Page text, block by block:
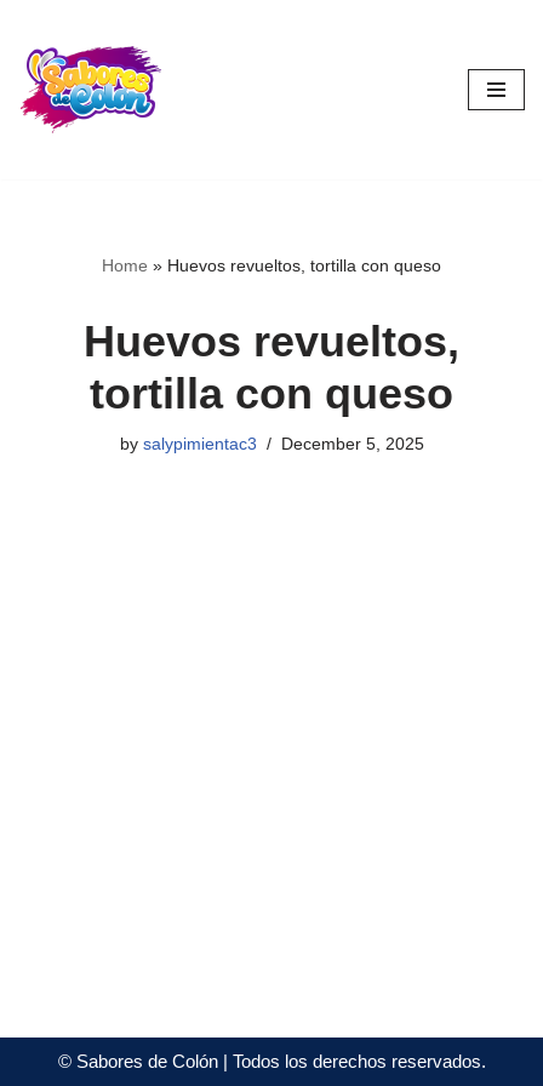
Skip
to
content
Home » Huevos revueltos, tortilla con queso
Huevos revueltos,
tortilla con queso
by salypimientac3 December 5, 2025
©Sabores de Colón| Todos los derechos reservados.